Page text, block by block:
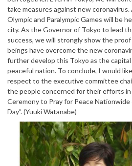
take measures against new
Olympic and Paralympic Games will be
city. As the Governor of Tokyo to lead
success, we will strongly show the
beings have overcome the new
further develop this Tokyo as the capital
peaceful nation. To conclude, I would
respect to the executive committee
the people concerned for their efforts
Ceremony to Pray for Peace
Day”. (Yuuki Watanabe)